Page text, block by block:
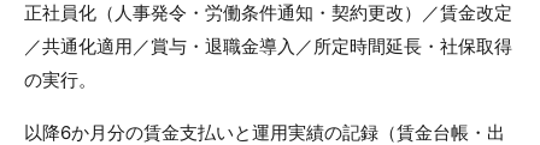
正社員化（人事発令・労働条件通知・契約更改）／賃金改定
／共通化適用／賞与・退職金導入／所定時間延長・社保取得
の実行。
以降6か月分の賃金支払いと運用実績の記録（賃金台帳・出